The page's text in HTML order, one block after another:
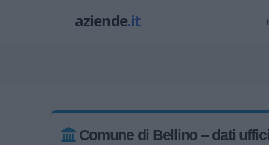
Comune di Bellino – dati